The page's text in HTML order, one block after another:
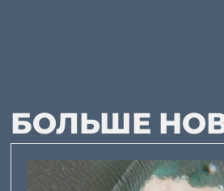
БОЛЬШЕ